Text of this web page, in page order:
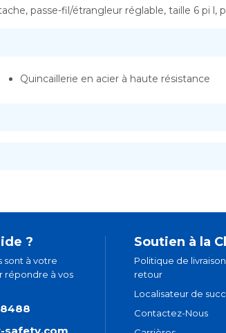
passe-fil/étrangleur réglable, taille 6 pi l,
Quincaillerie en acier à haute résistance
?
sont à votre
répondre à vos
Soutien à la
Politique de
retour
Localisateur de
Contactez-Nous